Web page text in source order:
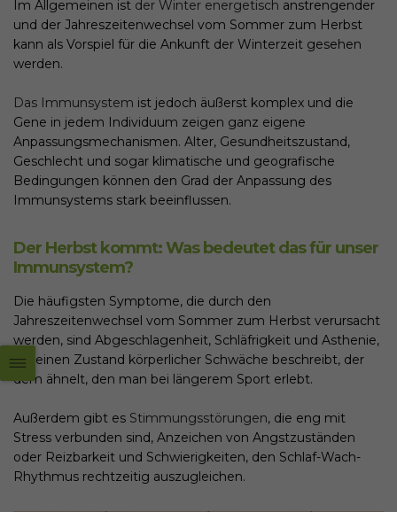
Im Allgemeinen ist der Winter energetisch anstrengender
und der Jahreszeitenwechsel vom Sommer zum Herbst
kann als Vorspiel für die Ankunft der Winterzeit gesehen
werden.
Das Immunsystem ist jedoch äußerst komplex und die
Gene in jedem Individuum zeigen ganz eigene
Anpassungsmechanismen. Alter, Gesundheitszustand,
Geschlecht und sogar klimatische und geografische
Bedingungen können den Grad der Anpassung des
Immunsystems stark beeinflussen.
Der Herbst kommt: Was bedeutet das für unser
Immunsystem?
Die häufigsten Symptome, die durch den
Jahreszeitenwechsel vom Sommer zum Herbst verursacht
werden, sind Abgeschlagenheit, Schläfrigkeit und Asthenie,
die einen Zustand körperlicher Schwäche beschreibt, der
dem ähnelt, den man bei längerem Sport erlebt.
Außerdem gibt es Stimmungsstörungen, die eng mit
Stress verbunden sind, Anzeichen von Angstzuständen
oder Reizbarkeit und Schwierigkeiten, den Schlaf-Wach-
Rhythmus rechtzeitig auszugleichen.